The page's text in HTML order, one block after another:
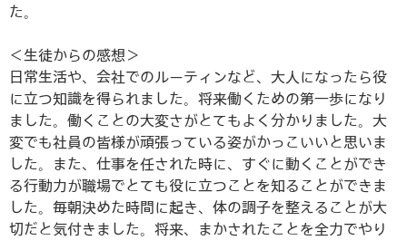
た。
＜生徒からの感想＞
日常生活や、会社でのルーティンなど、大人になったら役
に立つ知識を得られました。将来働くための第一歩になり
ました。働くことの大変さがとてもよく分かりました。大
変でも社員の皆様が頑張っている姿がかっこいいと思いま
した。また、仕事を任された時に、すぐに動くことができ
る行動力が職場でとても役に立つことを知ることができま
した。毎朝決めた時間に起き、体の調子を整えることが大
切だと気付きました。将来、まかされたことを全力でやり